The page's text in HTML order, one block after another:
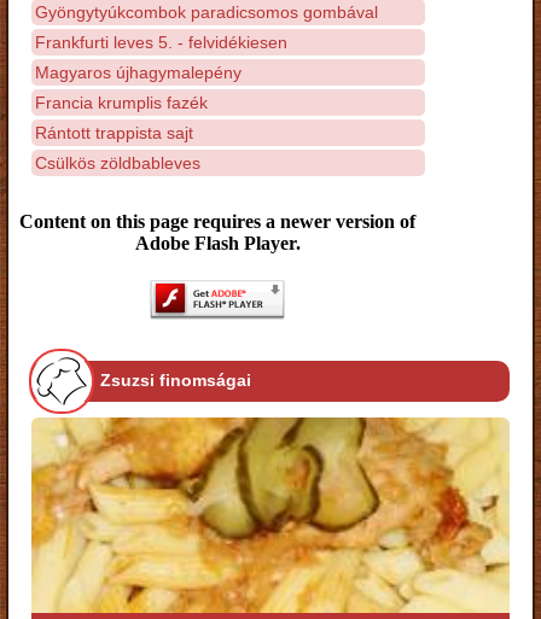
Gyöngytyúkcombok paradicsomos gombával
Frankfurti leves 5. - felvidékiesen
Magyaros újhagymalepény
Francia krumplis fazék
Rántott trappista sajt
Csülkös zöldbableves
Content on this page requires a newer version of
Adobe Flash Player.
Zsuzsi finomságai